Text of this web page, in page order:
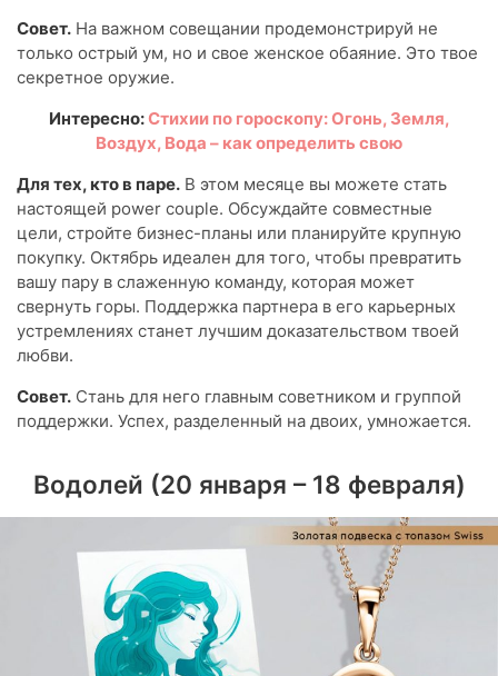
Совет. На важном совещании продемонстрируй не
только острый ум, но и свое женское обаяние. Это твое
секретное оружие.
Интересно:Стихии по гороскопу: Огонь, Земля,
Воздух, Вода – как определить свою
Для тех, кто в паре. В этом месяце вы можете стать
настоящей power couple. Обсуждайте совместные
цели, стройте бизнес-планы или планируйте крупную
покупку. Октябрь идеален для того, чтобы превратить
вашу пару в слаженную команду, которая может
свернуть горы. Поддержка партнера в его карьерных
устремлениях станет лучшим доказательством твоей
любви.
Совет. Стань для него главным советником и группой
поддержки. Успех, разделенный на двоих, умножается.
Водолей (20 января – 18 февраля)